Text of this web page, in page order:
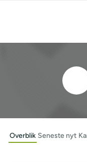
Overblik Seneste nyt